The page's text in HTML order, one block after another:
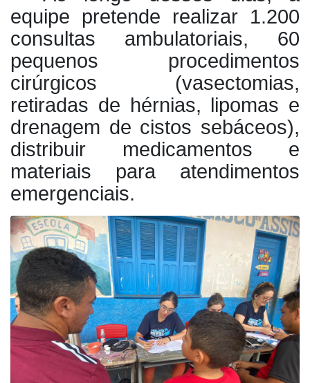
equipe pretende realizar 1.200
consultas ambulatoriais, 60
pequenos procedimentos
cirúrgicos (vasectomias,
retiradas de hérnias, lipomas e
drenagem de cistos sebáceos),
distribuir medicamentos e
materiais para atendimentos
emergenciais.